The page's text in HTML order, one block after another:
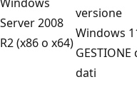
Server 2008
R2 (x86 o x64)
versione
Windows
GESTIONE
dati